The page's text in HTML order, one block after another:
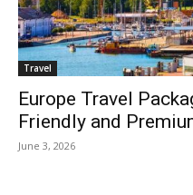
Travel
Europe Travel
Friendly and
June 3, 2026